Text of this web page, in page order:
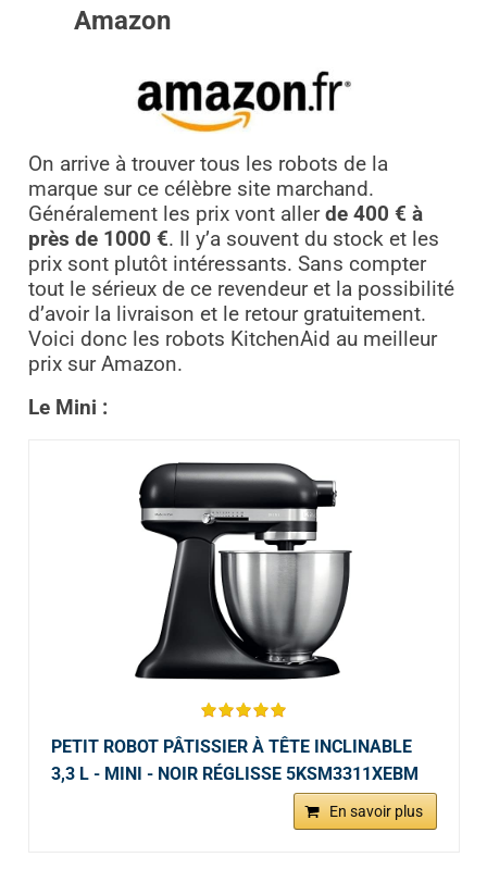
Amazon
On arrive à trouver tous les robots de la
marque sur ce célèbre site marchand.
Généralement les prix vont allerde 400 € à
près de 1000 €. Il y’a souvent du stock et les
prix sont plutôt intéressants. Sans compter
tout le sérieux de ce revendeur et la possibilité
d’avoir la livraison et le retour gratuitement.
Voici donc les robots KitchenAid au meilleur
prix sur Amazon.
Le Mini :
PETIT ROBOT PÂTISSIER À TÊTE INCLINABLE
3,3 L - MINI - NOIR RÉGLISSE 5KSM3311XEBM
En savoir plus